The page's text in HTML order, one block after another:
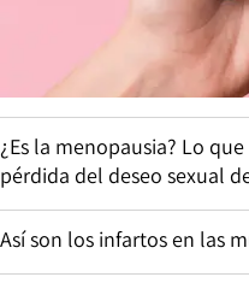
¿Es la menopausia? Lo
pérdida del deseo sexual
Así son los infartos en las